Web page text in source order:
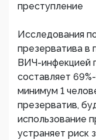
преступление
Исследования
презерватива в
ВИЧ-инфекцией
составляет
минимум 1
презерватив,
использование
устраняет риск